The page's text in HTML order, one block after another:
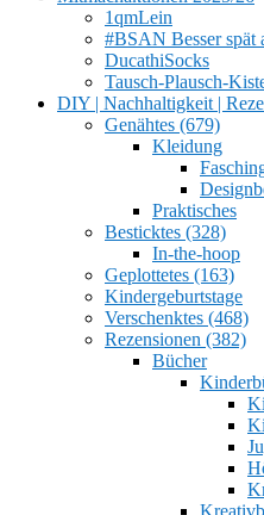
1qmLein
#BSAN Besser spät
DucathiSocks
Tausch-Plausch-
DIY | Nachhaltigkeit |
Genähtes (679)
Kleidung
Praktisches
Besticktes (328)
In-the-hoop
Geplottetes (163)
Kindergeburtstage
Verschenktes (468)
Rezensionen (382)
Bücher